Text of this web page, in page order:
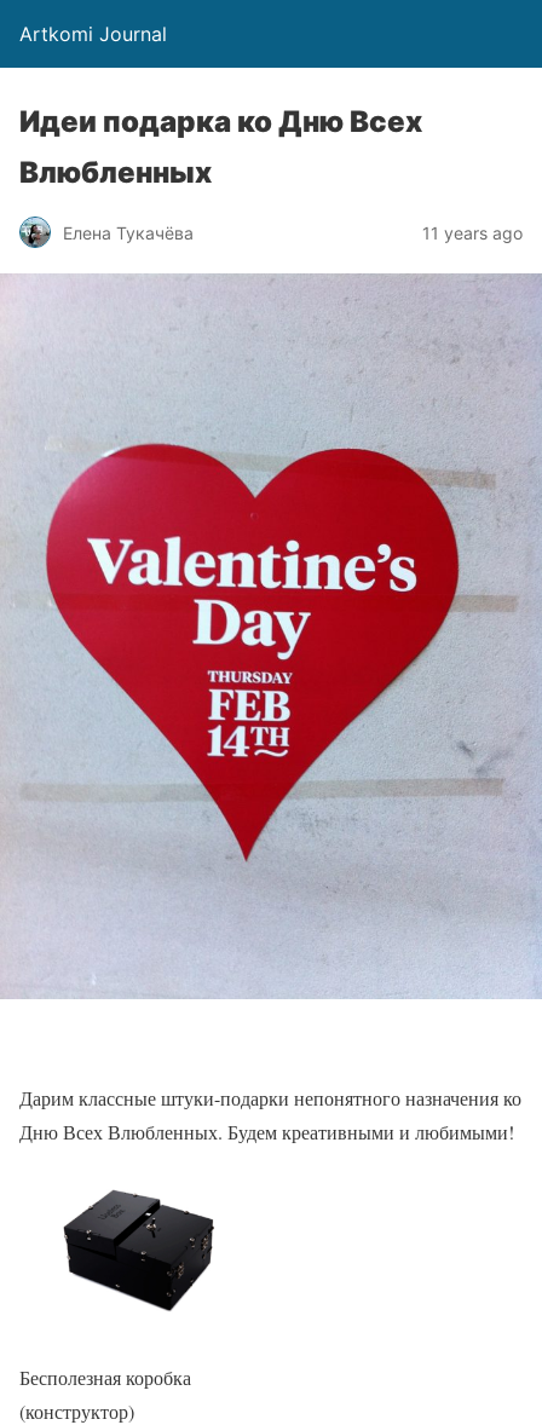
Artkomi Journal
Идеи подарка ко Дню Всех
Влюбленных
Елена Тукачёва 11 years ago
Дарим классные штуки-подарки непонятного назначения ко
Дню Всех Влюбленных. Будем креативными и любимыми!
Бесполезная коробка
(конструктор)